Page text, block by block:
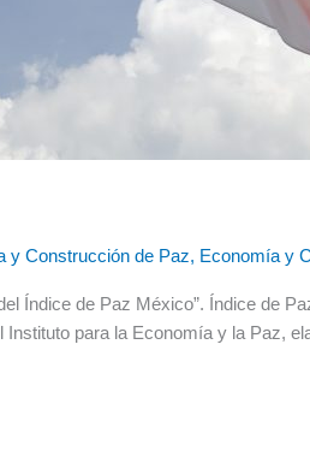
y Construcción de Paz, Economía y
Índice de Paz México”. Índice de
para la Economía y la Paz,